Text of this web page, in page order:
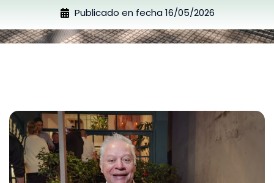
Publicado en fecha 16/05/2026